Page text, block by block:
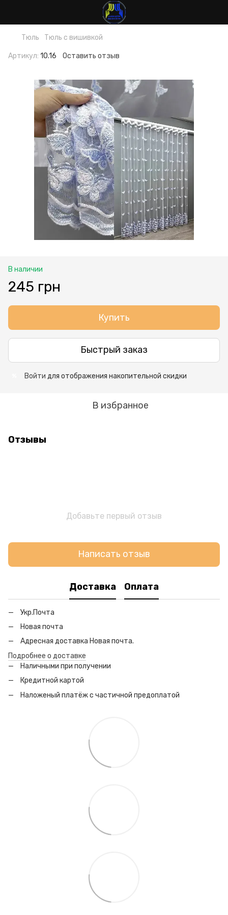
Тюль Тюль с вишивкой
Артикул: 10.16 Оставить отзыв
В наличии
245 грн
Купить
Быстрый заказ
Войти для отображения накопительной скидки
В избранное
Отзывы
Добавьте первый отзыв
Написать отзыв
Доставка Оплата
Укр.Почта
Новая почта
Адресная доставка Новая почта.
Подробнее о доставке
Наличными при получении
Кредитной картой
Наложеный платёж с частичной предоплатой